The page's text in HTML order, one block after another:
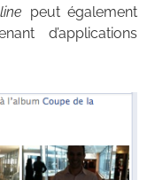
peut également
d’applications